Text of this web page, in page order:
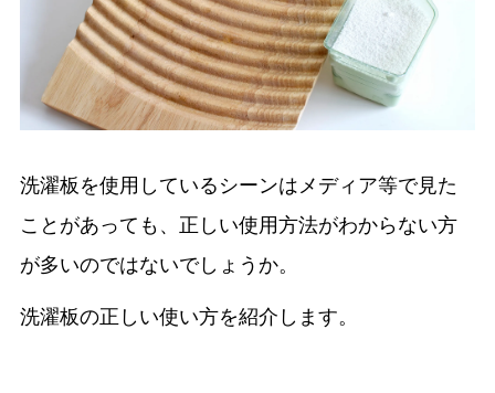
洗濯板を使用しているシーンはメディア等で見た
ことがあっても、正しい使用方法がわからない方
が多いのではないでしょうか。
洗濯板の正しい使い方を紹介します。